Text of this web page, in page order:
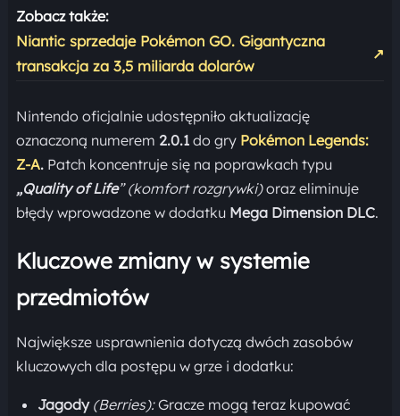
Zobacz także:
Niantic sprzedaje Pokémon GO. Gigantyczna
transakcja za 3,5 miliarda dolarów
↗
Nintendo oficjalnie udostępniło aktualizację
oznaczoną numerem 2.0.1do gry Pokémon Legends:
Z-A.Patch koncentruje się na poprawkach typu
„Quality of Life” (komfort rozgrywki)oraz eliminuje
błędy wprowadzone w dodatku Mega Dimension DLC.
Kluczowe zmiany w systemie
przedmiotów
Największe usprawnienia dotyczą dwóch zasobów
kluczowych dla postępu w grze i dodatku:
Jagody (Berries):Gracze mogą teraz kupować